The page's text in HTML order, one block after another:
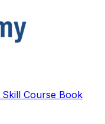
Skill Course Book